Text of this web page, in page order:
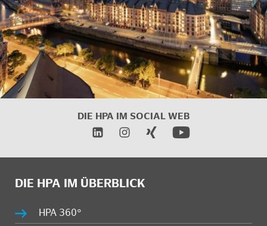
DIE HPA IM SOCIAL WEB
DIE HPA IM ÜBERBLICK
HPA 360°